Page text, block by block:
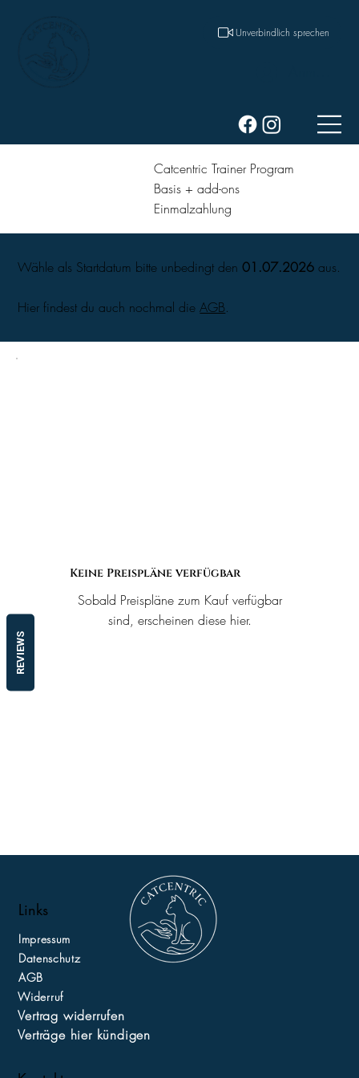
Unverbindlich sprechen
Catcentric Trainer Program
Basis + add-ons
Einmalzahlung
Wähle als Startdatum bitte unbedingt den01.07.2026 aus.
Hier findest du auch nochmal dieAGB.
Keine Preispläne verfügbar
Sobald Preispläne zum Kauf verfügbar
sind, erscheinen diese hier.
Links
Impressum
Datenschutz
AGB
Widerruf
Vertrag widerrufen
Verträge hier kündigen
REVIEWS